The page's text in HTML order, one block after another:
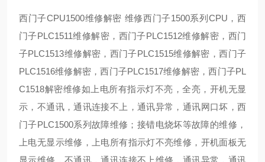
西门子CPU1500维修解密 维修西门子1500系列CPU，西
门子PLC1511维修解密，西门子PLC1512维修解密，西门
子PLC1513维修解密，西门子PLC1515维修解密，西门子
PLC1516维修解密，西门子PLC1517维修解密，西门子PL
C1518解密维修如上电所有指示灯不亮，全亮，开机无显
示，不通讯，通讯连接不上，通讯异常，通讯网口坏，西
门子PLC1500系列故障维修；接错电烧坏等故障的维修，
上电无显示维修，上电所有指示灯不亮维修，开机面板无
显示维修，不通讯，通讯连接不上维修，通讯异常，通讯